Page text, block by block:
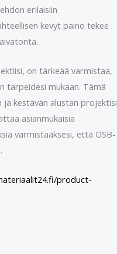
erilaisiin
kevyt paino tekee
on tärkeää varmistaa,
tarpeidesi mukaan. Tämä
kestävän alustan projektisi
asianmukaisia
varmistaaksesi, että OSB-
product-